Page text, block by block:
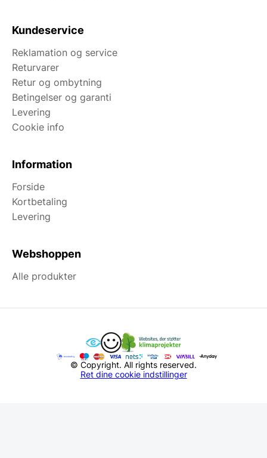
Kundeservice
Reklamation og service
Returvarer
Retur og ombytning
Betingelser og garanti
Levering
Cookie info
Information
Forside
Kortbetaling
Levering
Webshoppen
Alle produkter
© Copyright. All rights reserved.
Ret dine cookie indstillinger